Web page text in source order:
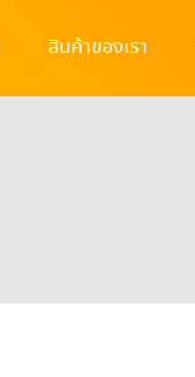
สินค้าของเรา